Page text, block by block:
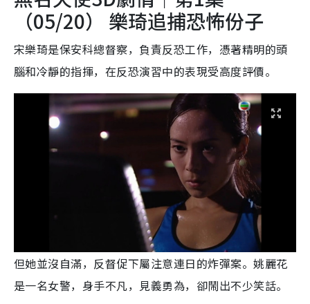
（05/20） 樂琦追捕恐怖份子
宋樂琦是保安科總督察，負責反恐工作，憑著精明的頭
腦和冷靜的指揮，在反恐演習中的表現受高度評價。
但她並沒自滿，反督促下屬注意連日的炸彈案。姚麗花
是一名女警，身手不凡，見義勇為，卻鬧出不少笑話。